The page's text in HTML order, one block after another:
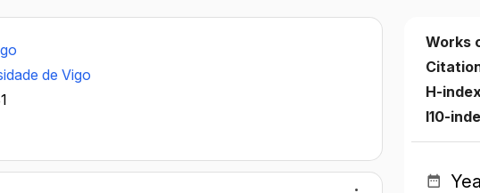
de Vigo
Works
H-
I10-